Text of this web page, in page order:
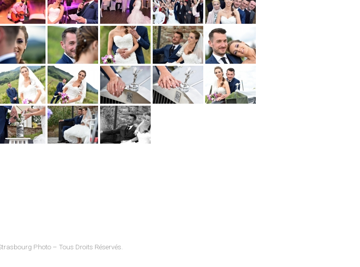
Photo – Tous Droits Réservés.